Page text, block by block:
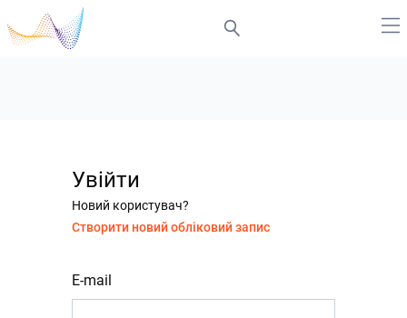
Увійти
Новий користувач?
Створити новий обліковий запис
E-mail